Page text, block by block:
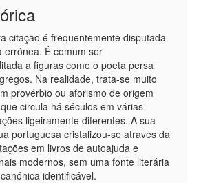
citação é frequentemente disputada
É comum ser
a figuras como o poeta persa
Na realidade, trata-se muito
provérbio ou aforismo de origem
circula há séculos em várias
ligeiramente diferentes. A sua
portuguesa cristalizou-se através da
em livros de autoajuda e
modernos, sem uma fonte literária
identificável.